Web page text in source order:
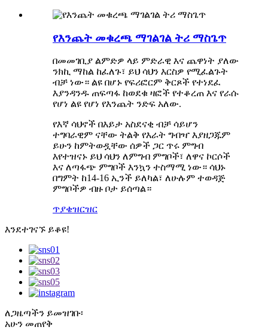
የእንጨት መቁረጫ ማገልገል ትሪ ማስጌጥ
በመመገቢያ ልምድዎ ላይ ምድራዊ እና ጨዋነት ያለው
ንክኪ ማከል ከፈለጉ፣ ይህ ሳህን እርስዎ የሚፈልጉት
ብቻ ነው። ልዩ በሆኑ የፍሪፎርም ቅርጾች የተነደፈ
እያንዳንዱ ጠፍጣፋ ከወደቁ ዛፎች የተቆረጠ እና የራሱ
የሆነ ልዩ የሆነ የእንጨት ንድፍ አለው.
የእኛ ሳህኖች በእይታ አስደናቂ ብቻ ሳይሆን
ተግባራዊም ናቸው ትልቅ የእራት ግብዣ እያዘጋጁም
ይሁን ከምትወዷቸው ሰዎች ጋር ጥሩ ምግብ
እየተዝናኑ ይህ ሳህን ለምግብ ምግቦች፣ ለዋና ኮርሶች
እና ለጣፋጭ ምግቦች እንኳን ተስማሚ ነው። ሳህኑ
በግምት ከ14-16 ኢንች ይለካል፣ ለሁሉም ተወዳጅ
ምግቦችዎ ብዙ ቦታ ይሰጣል።
ጥያቄዝርዝር
እንደተገናኙ ይቆዩ!
ለጋዜጣችን ይመዝገቡ፡
አሁን መጠየቅ